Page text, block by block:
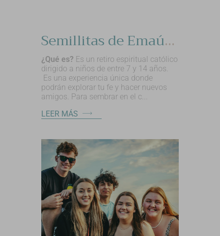
Semillitas de Emaús de 7 a 14 años.
¿Qué es? Es un retiro espiritual católico
dirigido a niños de entre 7 y 14 años.
Es una experiencia única donde
podrán explorar tu fe y hacer nuevos
amigos. Para sembrar en el c...
LEER MÁS